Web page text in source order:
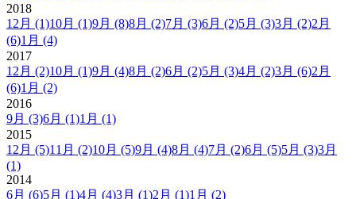
2018
12月 (1)10月 (1)9月 (8)8月 (2)7月 (3)6月 (2)5月 (3)3月 (2)2月
(6)1月 (4)
2017
12月 (2)10月 (1)9月 (4)8月 (2)6月 (2)5月 (3)4月 (2)3月 (6)2月
(6)1月 (2)
2016
9月 (3)6月 (1)1月 (1)
2015
12月 (5)11月 (2)10月 (5)9月 (4)8月 (4)7月 (2)6月 (5)5月 (3)3月
(1)
2014
6月 (6)5月 (1)4月 (4)3月 (1)2月 (1)1月 (2)